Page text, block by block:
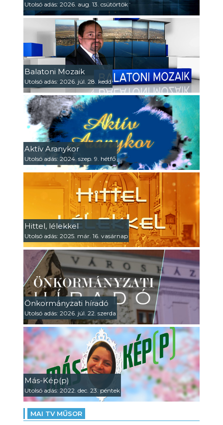
Utolsó adás: 2026. aug. 13. csütörtök
Balatoni Mozaik
Utolsó adás: 2026. júl. 28. kedd
Aktív Aranykor
Utolsó adás: 2024. szep. 9. hétfő
Hittel, lélekkel
Utolsó adás: 2025. már. 16. vasárnap
Önkormányzati híradó
Utolsó adás: 2026. júl. 22. szerda
Más-Kép(p)
Utolsó adás: 2022. dec. 23. péntek
MAI TV MŰSOR